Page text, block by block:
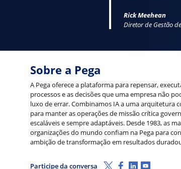
Rick Meehean
Diretor de Gestão
Sobre a Pega
A Pega oferece a plataforma para repensar,
processos e as decisões que uma empresa não
luxo de errar. Combinamos IA a uma arquitetura
para manter as operações de missão crítica
escaláveis e sempre adaptáveis. Desde 1983, as
organizações do mundo confiam na Pega para
ambição de transformação em resultados
Participe da conversa X (Twitter)
Facebook
LinkedIn
Youtube